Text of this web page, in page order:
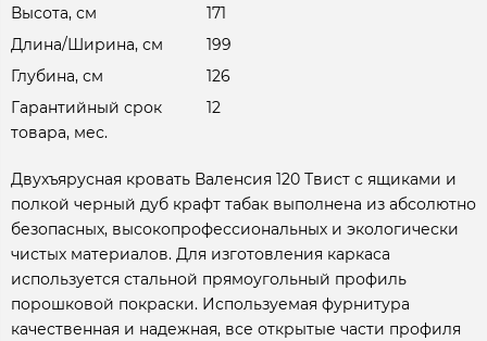
Высота, см
171
Длина/Ширина, см
199
Глубина, см
126
Гарантийный срок
товара, мес.
12
Двухъярусная кровать Валенсия 120 Твист с ящиками и
полкой черный дуб крафт табак выполнена из абсолютно
безопасных, высокопрофессиональных и экологически
чистых материалов. Для изготовления каркаса
используется стальной прямоугольный профиль
порошковой покраски. Используемая фурнитура
качественная и надежная, все открытые части профиля